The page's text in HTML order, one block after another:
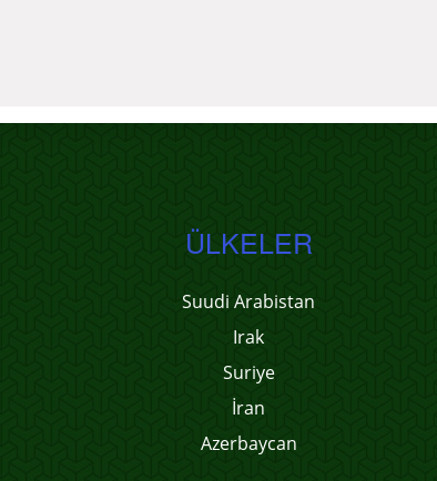
ÜLKELER
Suudi Arabistan
Irak
Suriye
İran
Azerbaycan